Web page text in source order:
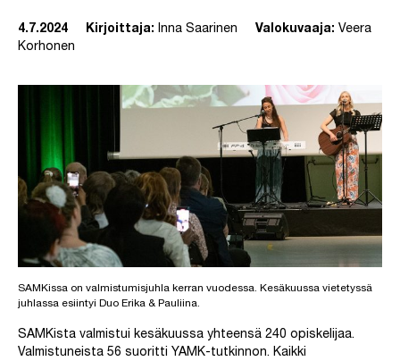
4.7.2024 Kirjoittaja: Inna Saarinen Valokuvaaja: Veera
Korhonen
SAMKissa on valmistumisjuhla kerran vuodessa. Kesäkuussa vietetyssä
juhlassa esiintyi Duo Erika & Pauliina.
SAMKista valmistui kesäkuussa yhteensä 240 opiskelijaa.
Valmistuneista 56 suoritti YAMK-tutkinnon. Kaikki